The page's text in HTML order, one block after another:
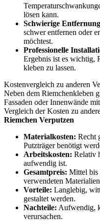
lösen kann.
Schwierige
schwer entfernen oder
möchtest.
Professionelle
Ergebnis ist es wichtig,
kleben zu lassen.
Kostenvergleich zu anderen
Neben dem Riemchenkleben
Fassaden oder Innenwände
Vergleich der Kosten zu
Riemchen Verputzen
Materialkosten: Recht
Putzträger benötigt
Arbeitskosten: Relativ
aufwendig ist.
Gesamtpreis: Mittel bis
verwendeten
Vorteile: Langlebig,
gestaltet werden.
Nachteile: Aufwendig,
verursachen.